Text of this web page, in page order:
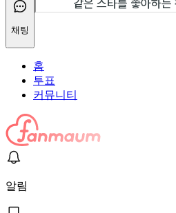
채팅
홈
투표
커뮤니티
알림